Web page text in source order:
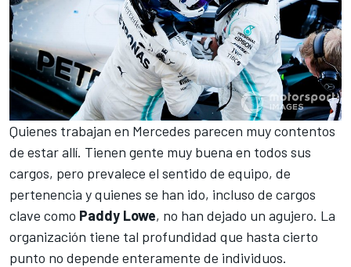
Quienes trabajan en Mercedes parecen muy contentos
de estar allí. Tienen gente muy buena en todos sus
cargos, pero prevalece el sentido de equipo, de
pertenencia y quienes se han ido, incluso de cargos
clave como Paddy Lowe, no han dejado un agujero. La
organización tiene tal profundidad que hasta cierto
punto no depende enteramente de individuos.